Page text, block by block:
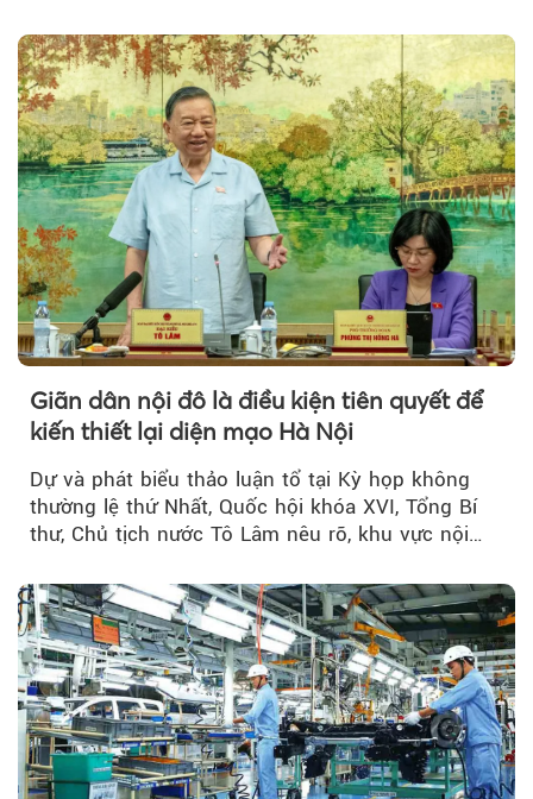
Giãn dân nội đô là điều kiện tiên quyết để
kiến thiết lại diện mạo Hà Nội
Dự và phát biểu thảo luận tổ tại Kỳ họp không
thường lệ thứ Nhất, Quốc hội khóa XVI, Tổng Bí
thư, Chủ tịch nước Tô Lâm nêu rõ, khu vực nội